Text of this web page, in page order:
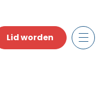
Lid worden